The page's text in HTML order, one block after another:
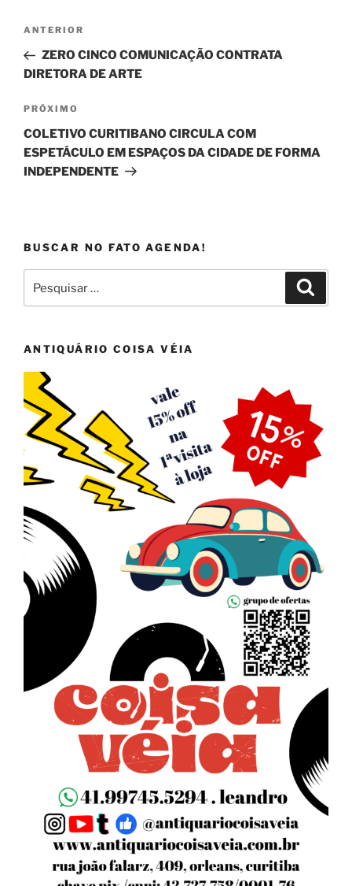
Navegação
Post
Post
anterior
ANTERIOR
ZERO CINCO COMUNICAÇÃO CONTRATA
DIRETORA DE ARTE
Próximo
post
PRÓXIMO
COLETIVO CURITIBANO CIRCULA COM
ESPETÁCULO EM ESPAÇOS DA CIDADE DE FORMA
INDEPENDENTE
BUSCAR NO FATO AGENDA!
por:
ANTIQUÁRIO COISA VÉIA